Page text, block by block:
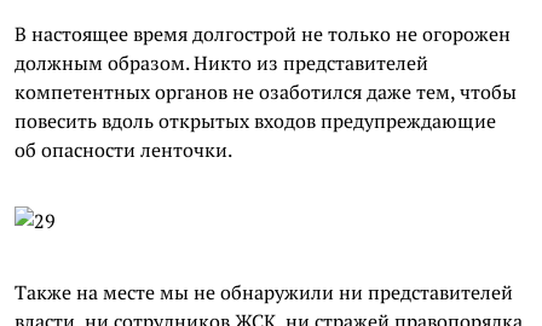
В настоящее время долгострой не только не огорожен
должным образом. Никто из представителей
компетентных органов не озаботился даже тем, чтобы
повесить вдоль открытых входов предупреждающие
об опасности ленточки.
Также на месте мы не обнаружили ни представителей